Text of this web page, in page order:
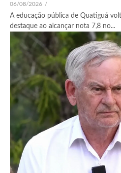
06/08/2026 /
A educação pública de Quatiguá
destaque ao alcançar nota 7,8 no...